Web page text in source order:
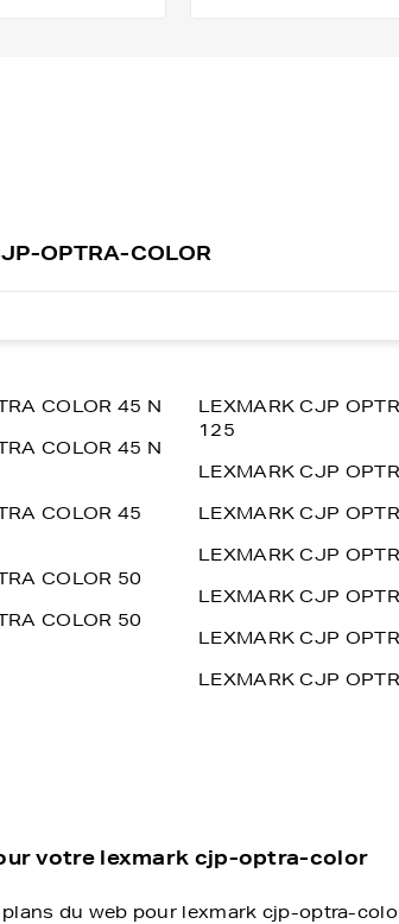
OPTRA-COLOR
COLOR 45 N
COLOR 45 N
COLOR 45
COLOR 50
COLOR 50
LEXMARK CJP
125
LEXMARK CJP
LEXMARK CJP
LEXMARK CJP
LEXMARK CJP
LEXMARK CJP
LEXMARK CJP
votre lexmark cjp-optra-color
du web pour lexmark cjp-optra-